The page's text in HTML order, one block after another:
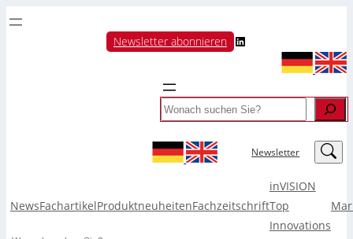
Newsletter abonnieren LinkedIn
Search
Newsletter LinkedIn
NewsFachartikelProduktneuheitenFachzeitschrift
inVISION
Top
Innovations